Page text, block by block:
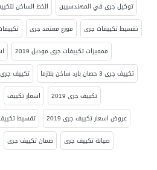
توكيل جرى في المهندسيين
الخط الساخن
تقسيط تكييفات جرى
موزع معتمد جرى
ممميزات تكييفات جرى موديل 2019
تكييف جرى 3 حصان بارد ساخن بلازما
تكييف جرى 3 حصان بارد
تكييف جرى 2019
اسعار تكييف
عروض اسعار تكييف جرى 2019
تقسيط تكييف
صيانة تكييف جرى
ضمان تكييف جرى